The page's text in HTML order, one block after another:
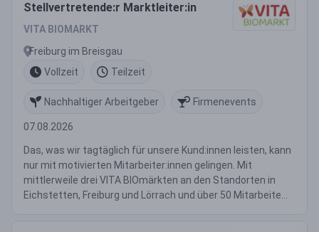
Stellvertretende:r Marktleiter:in
VITA BIOMARKT
Freiburg im Breisgau
Vollzeit
Teilzeit
Nachhaltiger Arbeitgeber Firmenevents
07.08.2026
Das, was wir tagtäglich für unsere Kund:innen leisten, kann
nur mit motivierten Mitarbeiter:innen gelingen. Mit
mittlerweile drei VITA BIOmärkten an den Standorten in
Eichstetten, Freiburg und Lörrach und über 50 Mitarbeite...